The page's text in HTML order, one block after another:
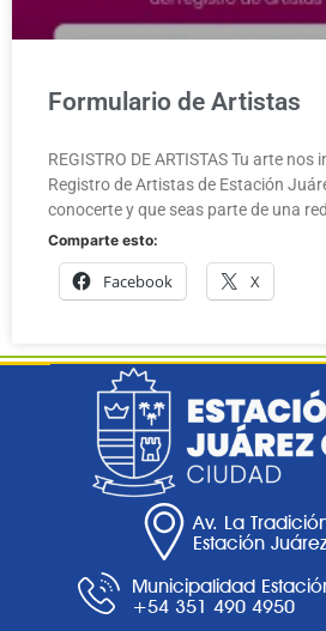
Formulario de Artistas
REGISTRO DE ARTISTAS Tu arte nos
Registro de Artistas de Estación
conocerte y que seas parte de una red
Comparte esto:
Facebook X
Av. La
Estación
Municipalidad
+54 351 490 4950